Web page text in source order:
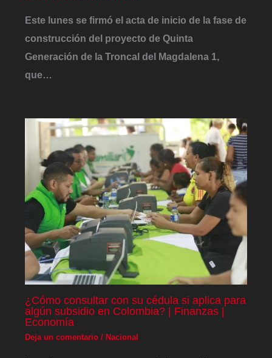
Este lunes se firmó el acta de inicio de la fase de
construcción del proyecto de Quinta
Generación de la Troncal del Magdalena 1,
que…
¿Cómo consultar con su cédula si aplica para
algún subsidio en Colombia? | Finanzas |
Economía
Deja un comentario / Nacional